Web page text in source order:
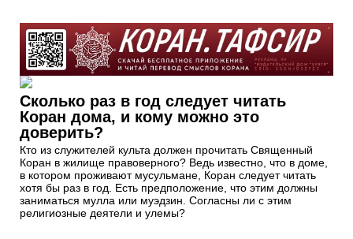
Сколько раз в год следует читать
Коран дома, и кому можно это
доверить?
Кто из служителей культа должен прочитать Священный
Коран в жилище правоверного? Ведь известно, что в доме,
в котором проживают мусульмане, Коран следует читать
хотя бы раз в год. Есть предположение, что этим должны
заниматься мулла или муэдзин. Согласны ли с этим
религиозные деятели и улемы?